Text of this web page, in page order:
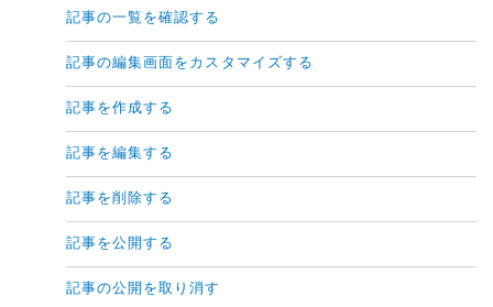
記事の一覧を確認する
記事の編集画面をカスタマイズする
記事を作成する
記事を編集する
記事を削除する
記事を公開する
記事の公開を取り消す